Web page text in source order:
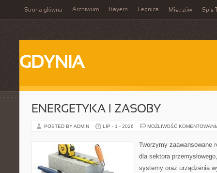
Strona główna Archiwum Bayern Legnica Mistrzów Spis
GDYNIA
ENERGETYKA I ZASOBY
POSTED BY ADMIN LIP - 1 - 2026 MOŻLIWOŚĆ
Tworzymy zaawansowane
dla sektora
systemy oraz urządzenia